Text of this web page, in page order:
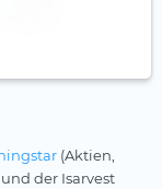
(Aktien,
der Isarvest